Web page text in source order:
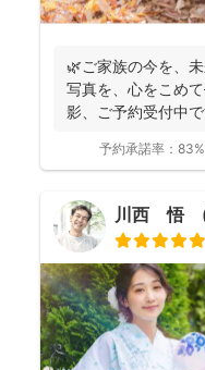
🌿ご家族の今を、
写真を、心をこめ
影、ご予約受付中
予約承諾率： 83%
川西 悟